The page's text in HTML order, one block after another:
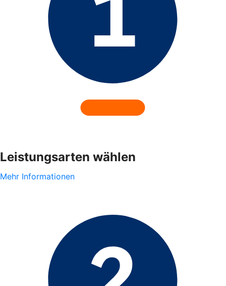
Leistungsarten wählen
Mehr Informationen